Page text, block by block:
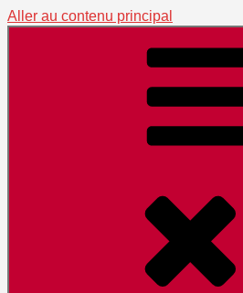
Aller au contenu principal